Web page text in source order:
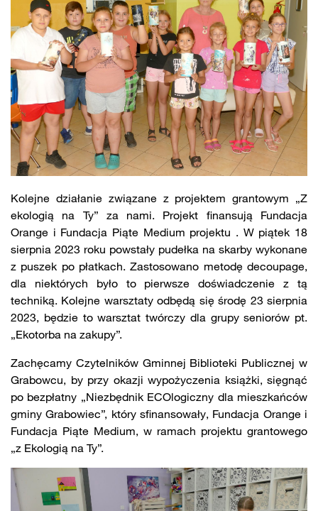
Kolejne działanie związane z projektem grantowym „Z
ekologią na Ty” za nami. Projekt finansują Fundacja
Orange i Fundacja Piąte Medium projektu . W piątek 18
sierpnia 2023 roku powstały pudełka na skarby wykonane
z puszek po płatkach. Zastosowano metodę decoupage,
dla niektórych było to pierwsze doświadczenie z tą
techniką. Kolejne warsztaty odbędą się środę 23 sierpnia
2023, będzie to warsztat twórczy dla grupy seniorów pt.
„Ekotorba na zakupy”.
Zachęcamy Czytelników Gminnej Biblioteki Publicznej w
Grabowcu, by przy okazji wypożyczenia książki, sięgnąć
po bezpłatny „Niezbędnik ECOlogiczny dla mieszkańców
gminy Grabowiec”, który sfinansowały, Fundacja Orange i
Fundacja Piąte Medium, w ramach projektu grantowego
„z Ekologią na Ty”.